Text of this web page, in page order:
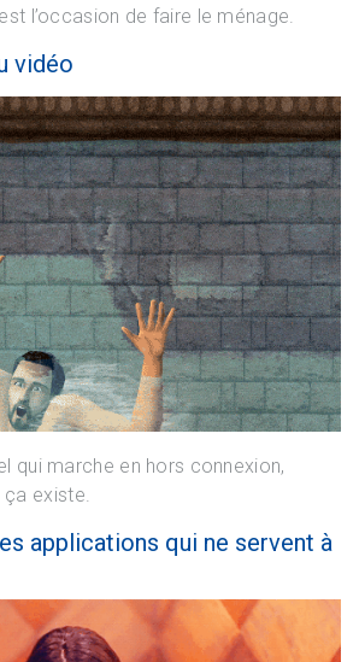
l’occasion de faire le ménage.
vidéo
qui marche en hors connexion,
ça existe.
applications qui ne servent à